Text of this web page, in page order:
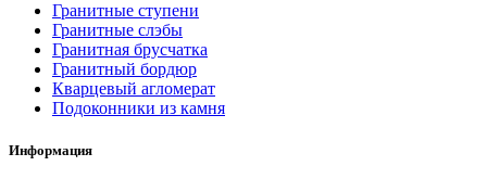
Гранитные ступени
Гранитные слэбы
Гранитная брусчатка
Гранитный бордюр
Кварцевый агломерат
Подоконники из камня
Информация